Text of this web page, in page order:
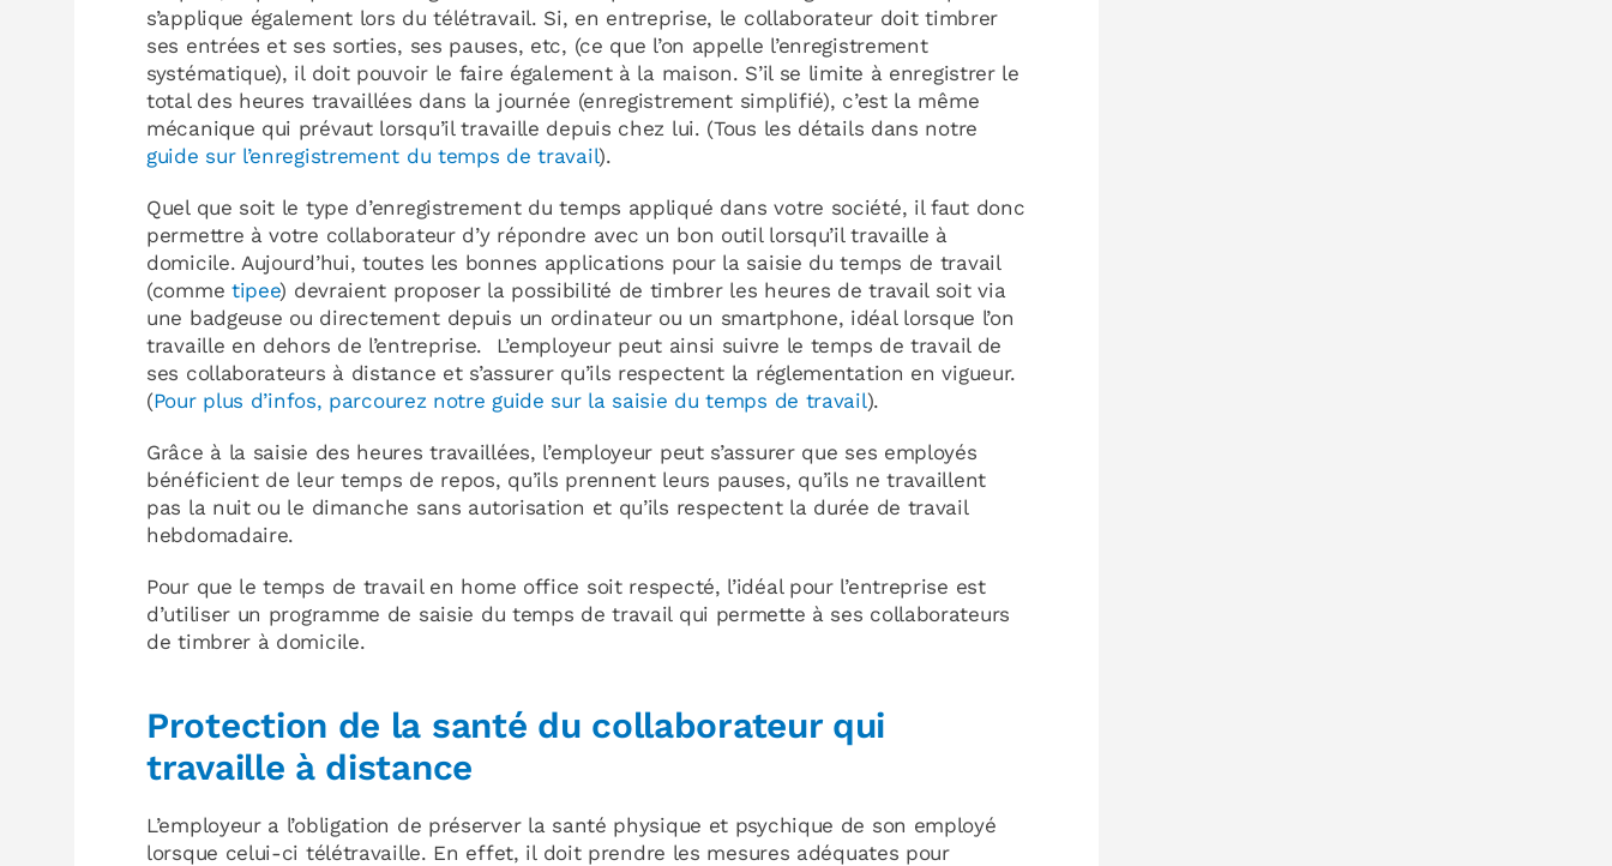
s’applique également lors du télétravail. Si, en entreprise, le collaborateur doit timbrer
ses entrées et ses sorties, ses pauses, etc, (ce que l’on appelle l’enregistrement
systématique), il doit pouvoir le faire également à la maison. S’il se limite à enregistrer le
total des heures travaillées dans la journée (enregistrement simplifié), c’est la même
mécanique qui prévaut lorsqu’il travaille depuis chez lui. (Tous les détails dans notre
guide sur l’enregistrement du temps de travail).
Quel que soit le type d’enregistrement du temps appliqué dans votre société, il faut donc
permettre à votre collaborateur d’y répondre avec un bon outil lorsqu’il travaille à
domicile. Aujourd’hui, toutes les bonnes applications pour la saisie du temps de travail
(comme tipee) devraient proposer la possibilité de timbrer les heures de travail soit via
une badgeuse ou directement depuis un ordinateur ou un smartphone, idéal lorsque l’on
travaille en dehors de l’entreprise. L’employeur peut ainsi suivre le temps de travail de
ses collaborateurs à distance et s’assurer qu’ils respectent la réglementation en vigueur.
(Pour plus d’infos, parcourez notre guide sur la saisie du temps de travail).
Grâce à la saisie des heures travaillées, l’employeur peut s’assurer que ses employés
bénéficient de leur temps de repos, qu’ils prennent leurs pauses, qu’ils ne travaillent
pas la nuit ou le dimanche sans autorisation et qu’ils respectent la durée de travail
hebdomadaire.
Pour que le temps de travail en home office soit respecté, l’idéal pour l’entreprise est
d’utiliser un programme de saisie du temps de travail qui permette à ses collaborateurs
de timbrer à domicile.
Protection de la santé du collaborateur qui
travaille à distance
L’employeur a l’obligation de préserver la santé physique et psychique de son employé
lorsque celui-ci télétravaille. En effet, il doit prendre les mesures adéquates pour